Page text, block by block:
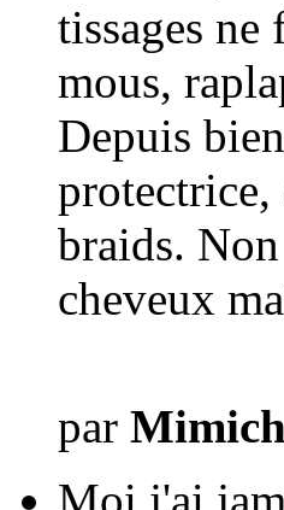
tissages ne
mous,
Depuis
protectrice,
braids.
cheveux
par